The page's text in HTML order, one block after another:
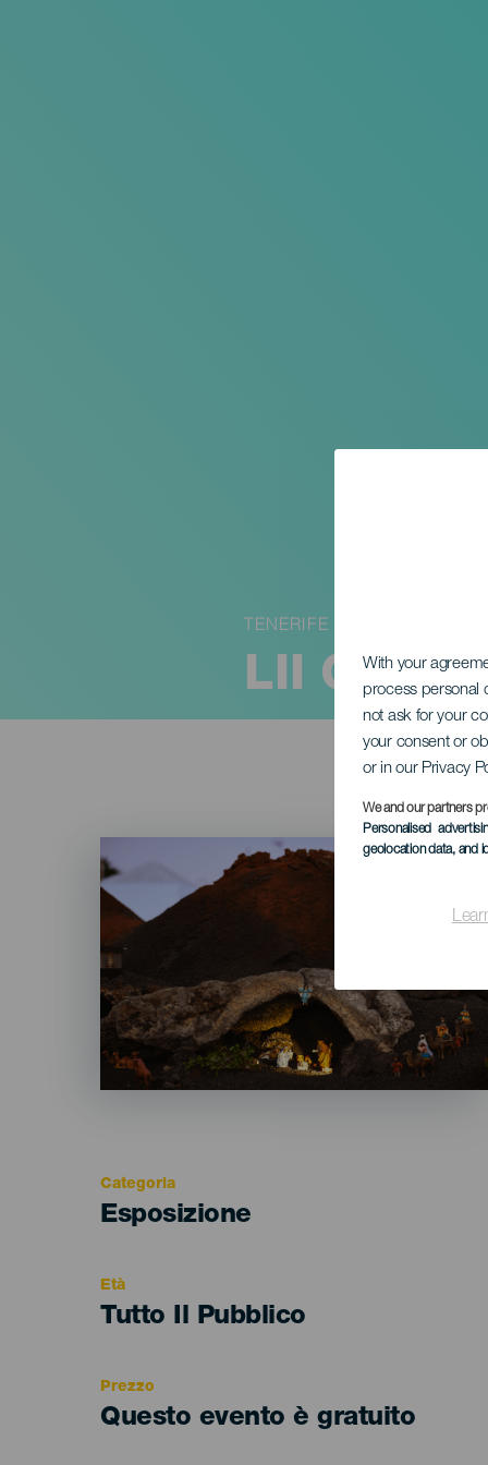
With your
process personal
not ask for your
your consent or
or in our Privacy
We and our partners
Personalised
geolocation data, and
LII
TENERIFE
Listado
Categoria
Categoría
Esposizione
Età
Edad
Tutto Il Pubblico
Prezzo
Questo evento è gratuito